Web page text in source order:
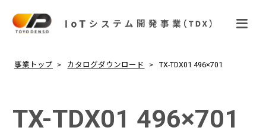
事業トップ カタログダウンロード TX-TDX01 496×701
TX-TDX01 496×701